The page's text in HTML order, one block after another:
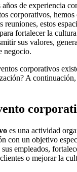
años de experiencia
corporativos,
reuniones, estos
fortalecer la
sus valores,
negocio.
corporativos
A
es una actividad
con un objetivo
empleados,
o mejorar la